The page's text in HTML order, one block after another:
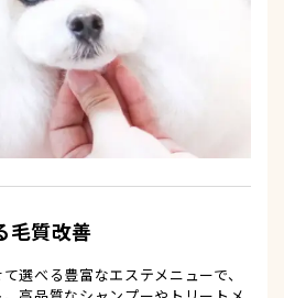
毛質改善
選べる豊富なエステメニューで、